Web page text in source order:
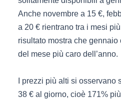
Anche novembre a 15 €,
a 20 € rientrano tra i mesi
risultato mostra che
del mese più caro dell’anno.
I prezzi più alti si osservano
38 € al giorno, cioè 171%